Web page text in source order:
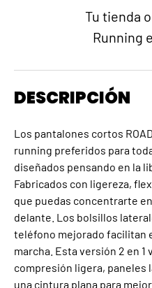
Tu tienda
Running
DESCRIPCIÓN
Los pantalones cortos
running preferidos para
diseñados pensando en la
Fabricados con ligereza,
que puedas concentrarte
delante. Los bolsillos
teléfono mejorado facilitan
marcha. Esta versión 2 en
compresión ligera, paneles
una cintura plana para